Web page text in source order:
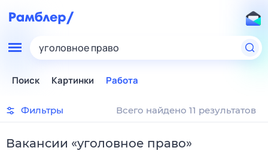
уголовное право
Поиск Картинки Работа
Фильтры Всего найдено 11 результатов
Вакансии «уголовное право»